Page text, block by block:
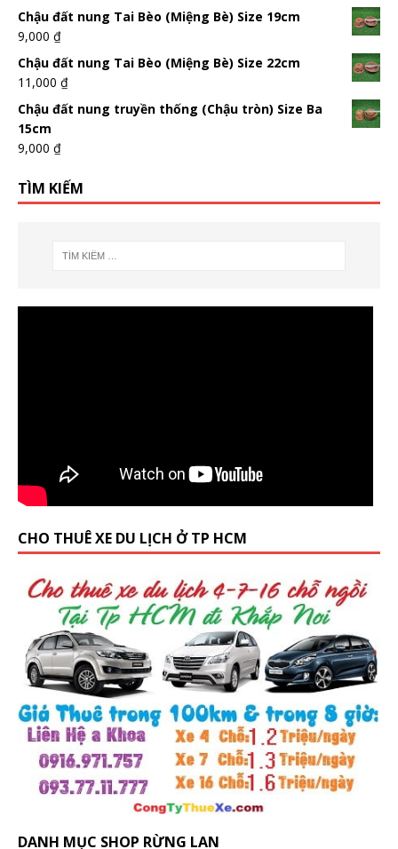
Chậu đất nung Tai Bèo (Miệng Bè) Size 19cm
9,000 ₫
Chậu đất nung Tai Bèo (Miệng Bè) Size 22cm
11,000 ₫
Chậu đất nung truyền thống (Chậu tròn) Size Ba
15cm
9,000 ₫
TÌM KIẾM
CHO THUÊ XE DU LỊCH Ở TP HCM
DANH MỤC SHOP RỪNG LAN